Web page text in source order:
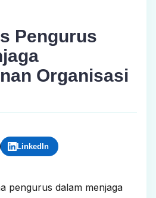
Pengurus
Organisasi
LinkedIn
pengurus dalam menjaga